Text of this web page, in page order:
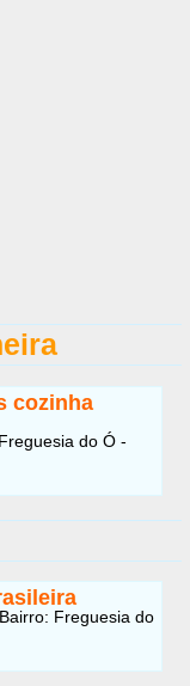
cozinha
do Ó -
Freguesia do